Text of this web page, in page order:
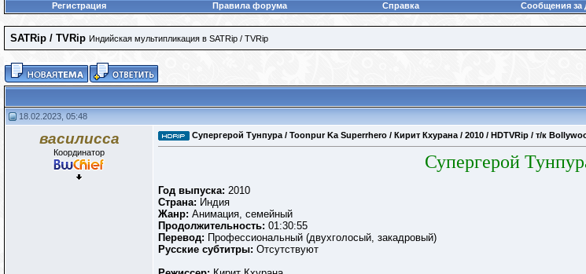
Регистрация
Правила форума Справка Сообщения за
SATRip / TVRip Индийская мультипликация в SATRip / TVRip
18.02.2023, 05:48
василисса
Координатор
Супергерой Тунпура / Toonpur Ka Superrhero / Кирит Кхурана / 2010 / HDTVRip / т/к
Супергерой
Год выпуска: 2010
Страна: Индия
Жанр: Анимация, семейный
Продолжительность: 01:30:55
Перевод: Профессиональный (двухголосый, закадровый)
Русские субтитры: Отсутствуют